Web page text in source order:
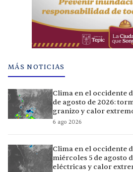
MÁS NOTICIAS
Clima en el occidente
de agosto de 2026:
granizo y calor
6 ago 2026
Clima en el occidente
miércoles 5 de agosto
eléctricas y calor